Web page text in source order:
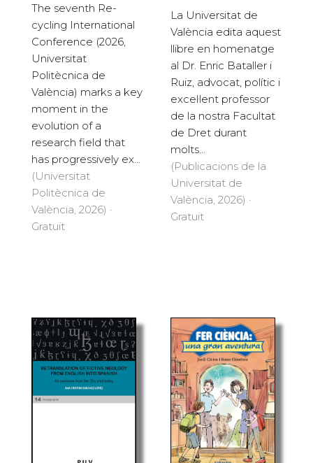
The seventh Re-
cycling International
Conference (2026,
Universitat
Politècnica de
València) marks a key
moment in the
evolution of a
research field that
has progressively ex...
(Universitat
Politècnica de
València, 2026) ·
Gratuït
La Universitat de
València edita aquest
llibre en homenatge
al Dr. Enric Bataller i
Ruiz, advocat, polític i
excel·lent professor
de la nostra Facultat
de Dret durant
molts...
(Publicacions de la
Universitat de
València, 2026) ·
Gratuït